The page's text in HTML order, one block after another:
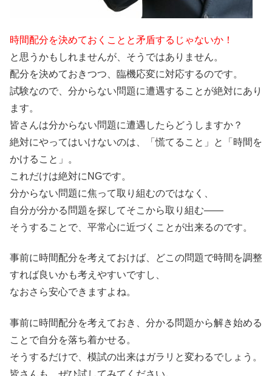
時間配分を決めておくことと矛盾するじゃないか！
と思うかもしれませんが、そうではありません。
配分を決めておきつつ、臨機応変に対応するのです。
試験なので、分からない問題に遭遇することが絶対にあり
ます。
皆さんは分からない問題に遭遇したらどうしますか？
絶対にやってはいけないのは、「慌てること」と「時間を
かけること」。
これだけは絶対にNGです。
分からない問題に焦って取り組むのではなく、
自分が分かる問題を探してそこから取り組む――
そうすることで、平常心に近づくことが出来るのです。
事前に時間配分を考えておけば、どこの問題で時間を調整
すれば良いかも考えやすいですし、
なおさら安心できますよね。
事前に時間配分を考えておき、分かる問題から解き始める
ことで自分を落ち着かせる。
そうするだけで、模試の出来はガラリと変わるでしょう。
皆さんも、ぜひ試してみてください。